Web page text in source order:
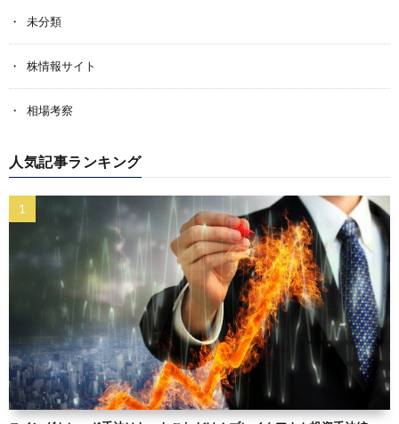
未分類
株情報サイト
相場考察
人気記事ランキング